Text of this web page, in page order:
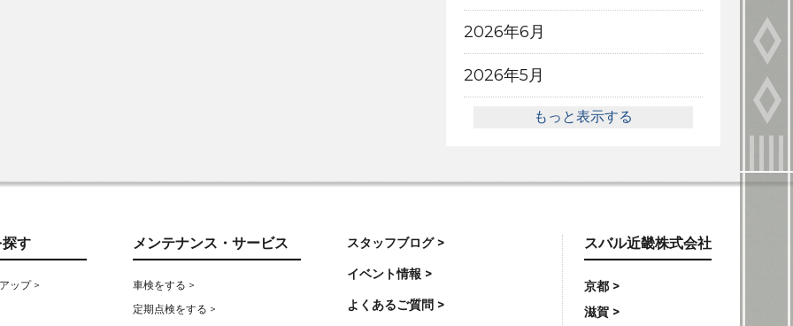
2026年6月
2026年5月
もっと表示する
す
ップ >
メンテナンス・サービス
車検をする >
定期点検をする >
スタッフブログ >
イベント情報 >
よくあるご質問 >
スバル近畿株式会社
京都 >
滋賀 >